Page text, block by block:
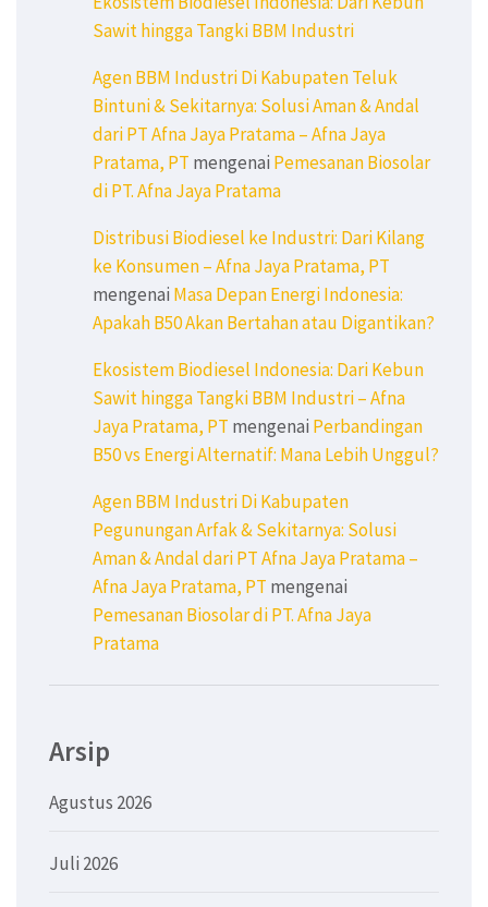
Sawit hingga Tangki BBM Industri
Agen BBM Industri Di Kabupaten Teluk
Bintuni & Sekitarnya: Solusi Aman & Andal
dari PT Afna Jaya Pratama – Afna Jaya
Pratama, PT mengenai Pemesanan Biosolar
di PT. Afna Jaya Pratama
Distribusi Biodiesel ke Industri: Dari Kilang
ke Konsumen – Afna Jaya Pratama, PT
mengenai Masa Depan Energi Indonesia:
Apakah B50 Akan Bertahan atau Digantikan?
Ekosistem Biodiesel Indonesia: Dari Kebun
Sawit hingga Tangki BBM Industri – Afna
Jaya Pratama, PT mengenai Perbandingan
B50 vs Energi Alternatif: Mana Lebih Unggul?
Agen BBM Industri Di Kabupaten
Pegunungan Arfak & Sekitarnya: Solusi
Aman & Andal dari PT Afna Jaya Pratama –
Afna Jaya Pratama, PT mengenai
Pemesanan Biosolar di PT. Afna Jaya
Pratama
Arsip
Agustus 2026
Juli 2026